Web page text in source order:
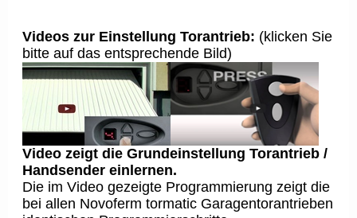
Videos zur Einstellung Torantrieb: (klicken Sie
bitte auf das entsprechende Bild)
Video zeigt die Grundeinstellung Torantrieb /
Handsender einlernen.
Die im Video gezeigte Programmierung zeigt die
bei allen Novoferm tormatic Garagentorantrieben